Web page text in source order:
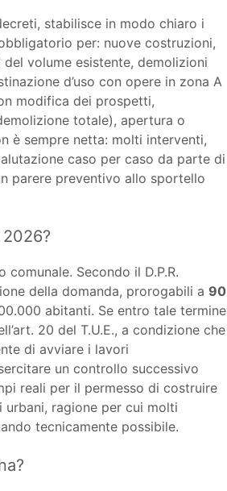
stabilisce in modo chiaro i
per: nuove costruzioni,
volume esistente, demolizioni
d’uso con opere in zona A
modifica dei prospetti,
totale), apertura o
è sempre netta: molti interventi,
caso per caso da parte di
parere preventivo allo sportello
Secondo il D.P.R.
della domanda, prorogabili a 90
abitanti. Se entro tale termine
20 del T.U.E., a condizione che
di avviare i lavori
un controllo successivo
reali per il permesso di costruire
ragione per cui molti
tecnicamente possibile.